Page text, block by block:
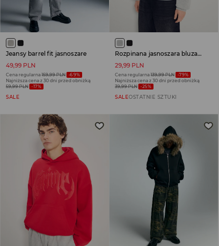
Jeansy barrel fit jasnoszare
49,99 PLN
Cena regularna159,99 PLN -69%
Najniższa cena z 30 dni przed obniżką
59,99 PLN -17%
SALE
Rozpinana jasnoszara bluza ze stójką z dzianiny SCUBA
29,99 PLN
Cena regularna139,99 PLN -79%
Najniższa cena z 30 dni przed obniżką
39,99 PLN -25%
SALEOSTATNIE SZTUKI